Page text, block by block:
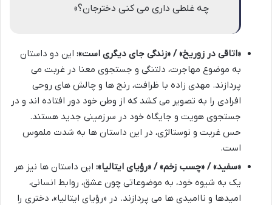
چه غلطى دارى مى کنى دخترجان؟»
«اتاقی در زوریخ» / «زندگی جای دیگری است»: این دو داستان
به موضوع مهاجرت، دلتنگی و جستجوی معنا در غربت می
پردازند. مهدی زاده با ظرافت، رنج ها و چالش های روحی
افرادی را به تصویر می کشد که از وطن خود دور افتاده اند و در
جستجوی هویت و جایگاه خود در سرزمینی جدید هستند.
حس غربت و نوستالژی، در این داستان ها به شدت ملموس
است.
«سفید» / «چسب زخم» / «رؤیای ایتالیا»: این داستان ها نیز هر
یک به شیوه خود، به موضوعاتی چون عشق، روابط انسانی،
امیدها و ناامیدی ها می پردازند. در «رؤیای ایتالیا»، دختری را